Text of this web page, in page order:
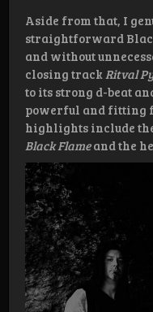
Aside from that, I
straightforward
and without
closing trackRitval
to its strong d-beat
powerful and fitting
highlights include
Black Flameand the